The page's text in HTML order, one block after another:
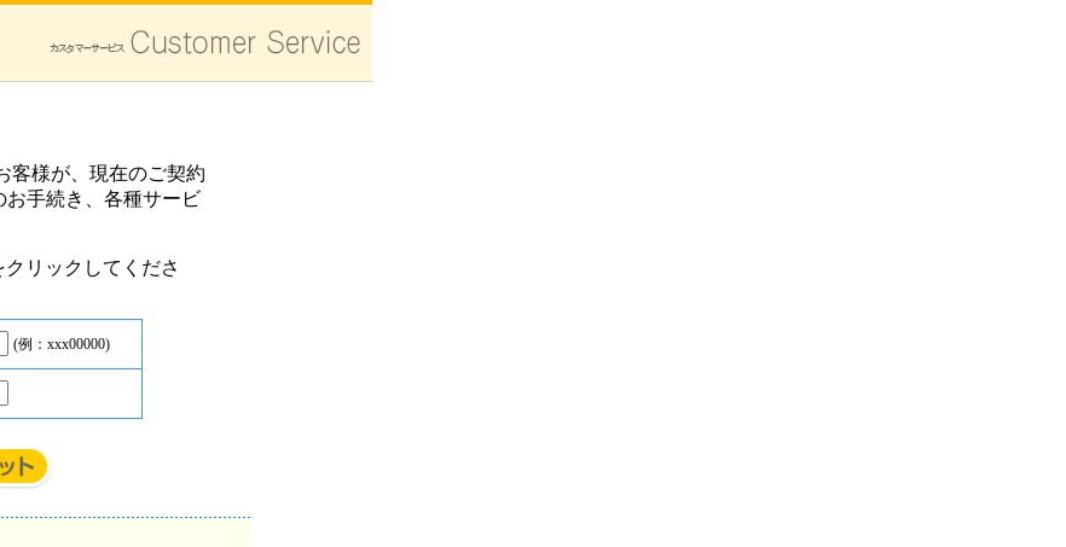
客様が、現在のご契約
手続き、各種サービ
リックしてくださ
(例：xxx00000)